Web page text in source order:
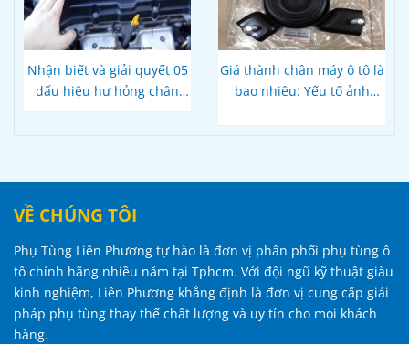
Nhận biết và giải quyết 05
dấu hiệu hư hỏng chân
Giá thành chân máy ô tô là
bao nhiêu: Yếu tố ảnh
bình
VỀ CHÚNG TÔI
Phụ Tùng Liên Phương tự hào là đơn vị phân phối phụ tùng ô
tô chính hãng nhiều năm tại Tphcm. Với đội ngũ kỹ thuật giàu
kinh nghiệm, Liên Phương khẳng định là đơn vị cung cấp giải
pháp phụ tùng thay thế chất lượng và uy tín cho mọi khách
hàng.